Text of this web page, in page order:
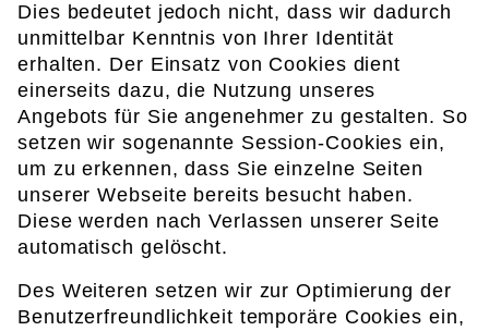
Dies bedeutet jedoch nicht, dass wir dadurch
unmittelbar Kenntnis von Ihrer Identität
erhalten. Der Einsatz von Cookies dient
einerseits dazu, die Nutzung unseres
Angebots für Sie angenehmer zu gestalten. So
setzen wir sogenannte Session-Cookies ein,
um zu erkennen, dass Sie einzelne Seiten
unserer Webseite bereits besucht haben.
Diese werden nach Verlassen unserer Seite
automatisch gelöscht.
Des Weiteren setzen wir zur Optimierung der
Benutzerfreundlichkeit temporäre Cookies ein,